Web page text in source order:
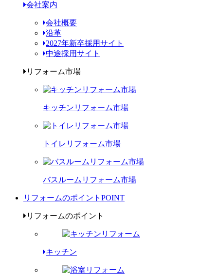
会社案内
会社概要
沿革
2027年新卒採用サイト
中途採用サイト
リフォーム市場
キッチンリフォーム市場
トイレリフォーム市場
バスルームリフォーム市場
リフォームのポイント POINT
リフォームのポイント
キッチン